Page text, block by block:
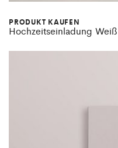
PRODUKT KAUFEN
Hochzeitseinladung